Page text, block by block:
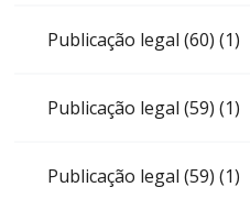
Publicação legal (60) (1)
Publicação legal (59) (1)
Publicação legal (59) (1)